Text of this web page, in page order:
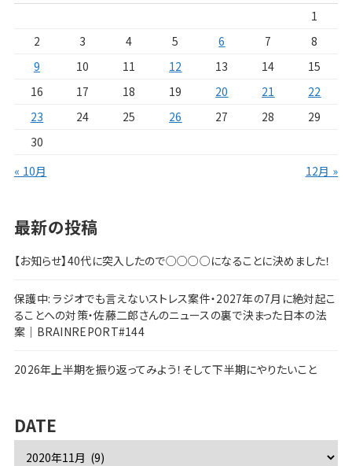
1
2
3 4 5 6 7
8
9
10 11 12 13 14
15
16
17 18 19 20 21
22
23
24 25 26 27 28
29
30
« 10月
12月 »
最新の投稿
【お知らせ】40代に突入したので○○○○になることに決めました！
保護中: ラジオでも言えないストレス案件・2027年の7月に絶対起こ
ることへの対策・佐藤二郎さんのニュースの裏で決まった日本の法
案｜BRAINREPORT#144
2026年上半期を振り返ってみよう！そして下半期にやりたいこと
DATE